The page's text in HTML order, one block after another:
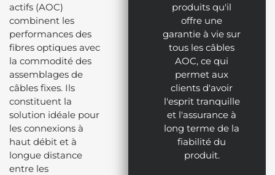
actifs (AOC)
combinent les
performances des
fibres optiques avec
la commodité des
assemblages de
câbles fixes. Ils
constituent la
solution idéale pour
les connexions à
haut débit et à
longue distance
entre les
produits qu'il
offre une
garantie à vie sur
tous les câbles
AOC, ce qui
permet aux
clients d'avoir
l'esprit tranquille
et l'assurance à
long terme de la
fiabilité du
produit.